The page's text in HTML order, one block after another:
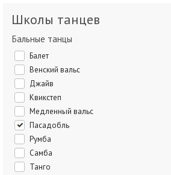
Школы танцев
Бальные танцы
Балет
Венский вальс
Джайв
Квикстеп
Медленный вальс
Пасадобль
Румба
Самба
Танго